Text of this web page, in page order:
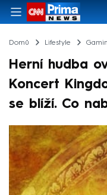
Domů Lifestyle
Herní hudba
Koncert
se blíží. Co